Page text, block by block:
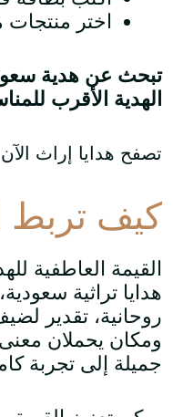
اختر
تبحث عن هدية
الهدية الأقرب
تصفح هدايا إراث الآن
كيف تربط
القيمة العاطفية
هدايا تراثية
روحانية، تقدير
ومكان يحملان
جميلة إلى تجربة